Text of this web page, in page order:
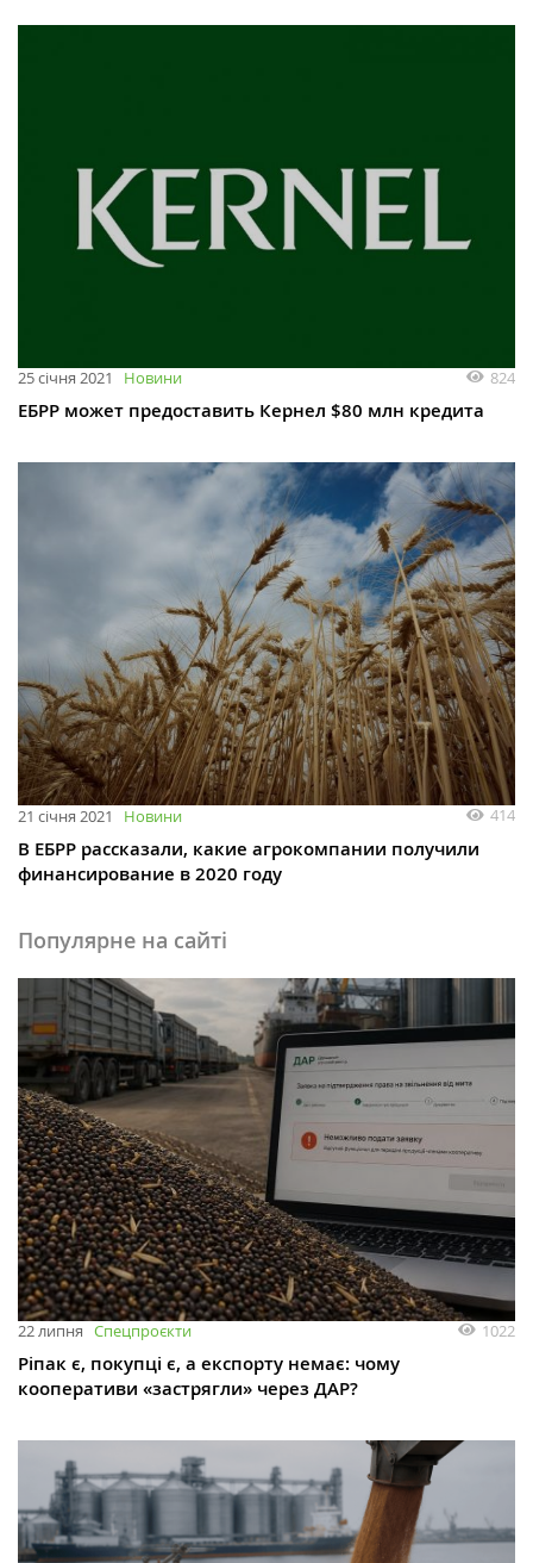
25 січня 2021 Новини 824
ЕБРР может предоставить Кернел $80 млн кредита
21 січня 2021 Новини 414
В ЕБРР рассказали, какие агрокомпании получили
финансирование в 2020 году
Популярне на сайті
22 липня Спецпроєкти 1022
Ріпак є, покупці є, а експорту немає: чому
кооперативи «застрягли» через ДАР?